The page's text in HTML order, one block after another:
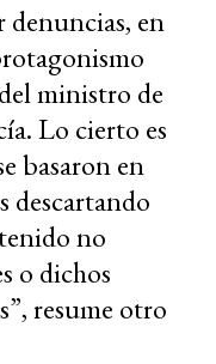
denuncias, en
ministro de
Lo cierto es
basaron en
descartando
no
o dichos
resume otro